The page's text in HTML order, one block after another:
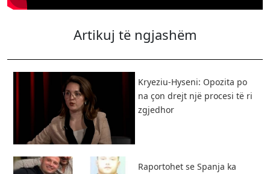
Artikuj të ngjashëm
Kryeziu-Hyseni: Opozita po
na çon drejt një procesi të ri
zgjedhor
Raportohet se Spanja ka